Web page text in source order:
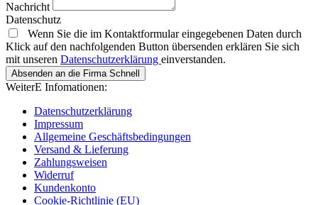
Nachricht
Datenschutz
Wenn Sie die im Kontaktformular eingegebenen Daten durch
Klick auf den nachfolgenden Button übersenden erklären Sie sich
mit unseren Datenschutzerklärung einverstanden.
Absenden an die Firma Schnell
WeiterE Infomationen:
Datenschutzerklärung
Impressum
Allgemeine Geschäftsbedingungen
Versand & Lieferung
Zahlungsweisen
Widerruf
Kundenkonto
Cookie-Richtlinie (EU)